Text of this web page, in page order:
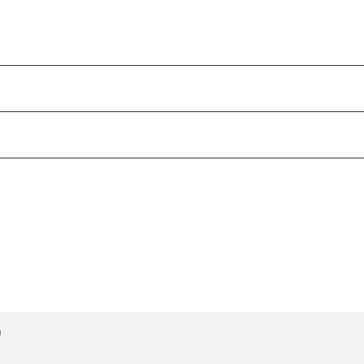
верхнем углу.
к оформлению".
доставки и оплаты, далее нажмите "подтвердить
Вас.
вашего бренда в нужный бренд по длине стельки
стопы в сантиметрах.
товарный вид изделия, бирки и упаковки - это
также сразу же придет смс и имейл, что посылку можно